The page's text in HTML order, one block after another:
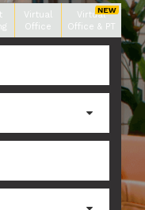
Virtual
Office
Virtual
Office & PT